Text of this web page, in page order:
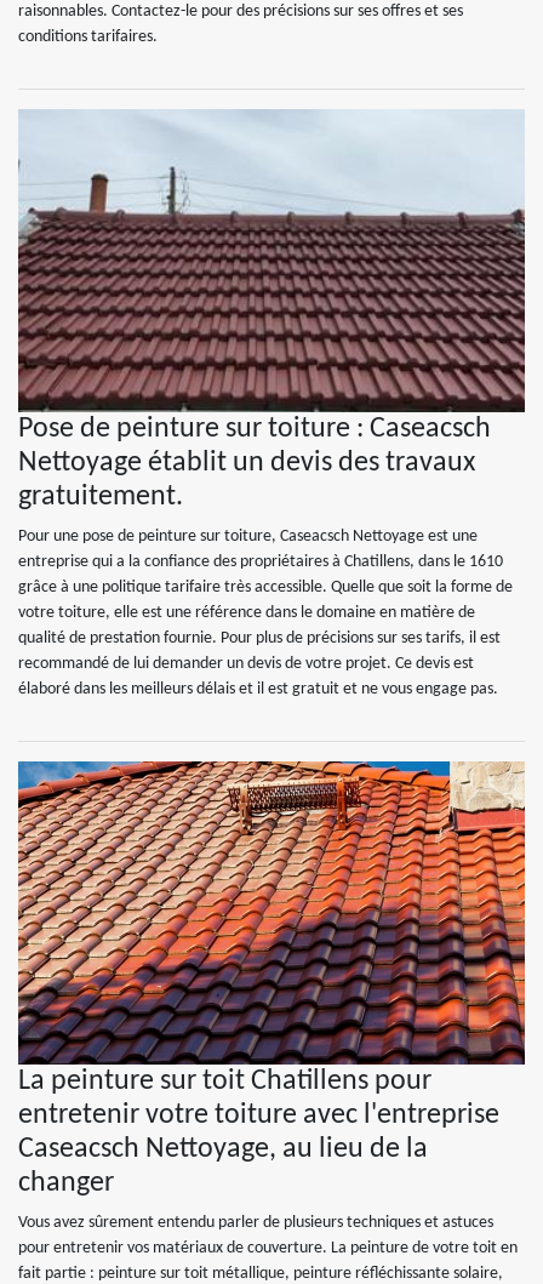
raisonnables. Contactez-le pour des précisions sur ses offres et ses
conditions tarifaires.
Pose de peinture sur toiture : Caseacsch
Nettoyage établit un devis des travaux
gratuitement.
Pour une pose de peinture sur toiture, Caseacsch Nettoyage est une
entreprise qui a la confiance des propriétaires à Chatillens, dans le 1610
grâce à une politique tarifaire très accessible. Quelle que soit la forme de
votre toiture, elle est une référence dans le domaine en matière de
qualité de prestation fournie. Pour plus de précisions sur ses tarifs, il est
recommandé de lui demander un devis de votre projet. Ce devis est
élaboré dans les meilleurs délais et il est gratuit et ne vous engage pas.
La peinture sur toit Chatillens pour
entretenir votre toiture avec l'entreprise
Caseacsch Nettoyage, au lieu de la
changer
Vous avez sûrement entendu parler de plusieurs techniques et astuces
pour entretenir vos matériaux de couverture. La peinture de votre toit en
fait partie : peinture sur toit métallique, peinture réfléchissante solaire,